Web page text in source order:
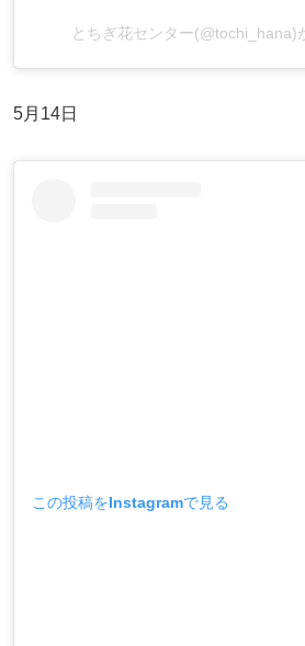
とちぎ花センター(@tochi_hana)
5月14日
この投稿をInstagramで見る